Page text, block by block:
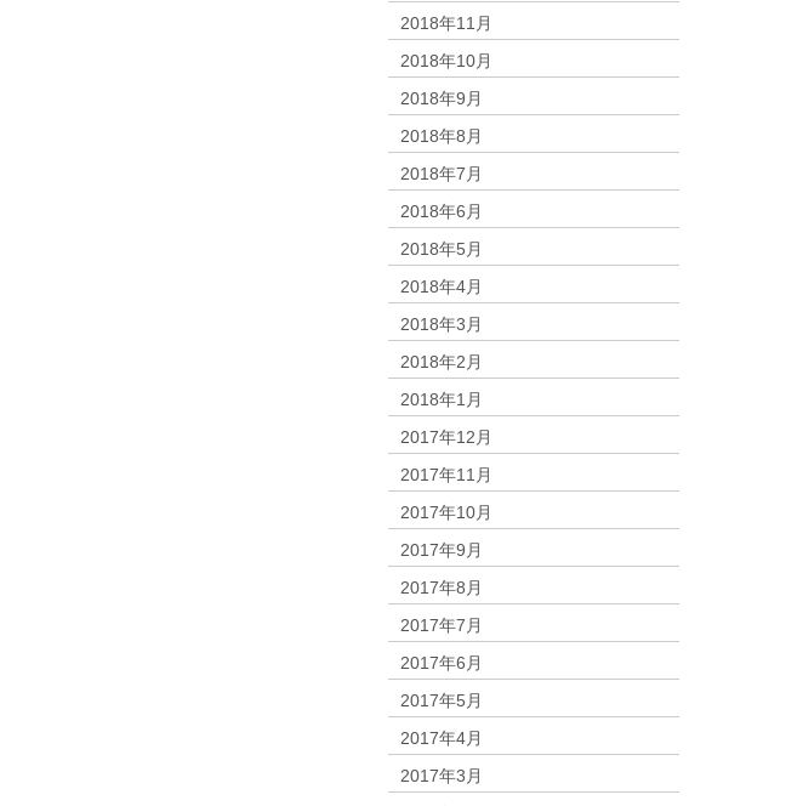
2018年11月
2018年10月
2018年9月
2018年8月
2018年7月
2018年6月
2018年5月
2018年4月
2018年3月
2018年2月
2018年1月
2017年12月
2017年11月
2017年10月
2017年9月
2017年8月
2017年7月
2017年6月
2017年5月
2017年4月
2017年3月